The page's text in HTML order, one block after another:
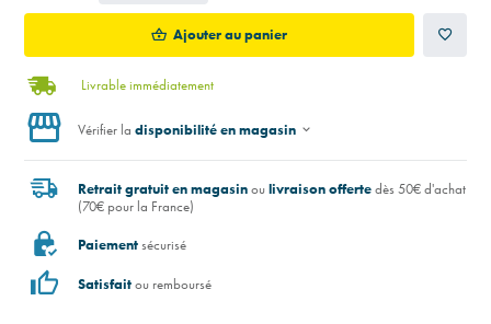
Ajouter au panier
Livrable immédiatement
Vérifier la disponibilité en magasin
Retrait gratuit en magasinoulivraison offertedès 50€ d'achat
(70€ pour la France)
Paiementsécurisé
Satisfaitou remboursé